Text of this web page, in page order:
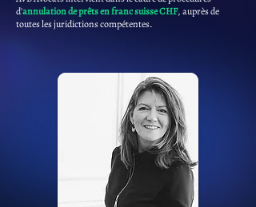
d'annulation de prêts en franc suisse CHF, auprès de
toutes les juridictions compétentes.